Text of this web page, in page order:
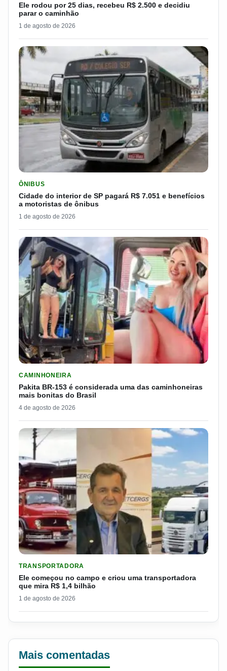
Ele rodou por 25 dias, recebeu R$ 2.500 e decidiu
parar o caminhão
1 de agosto de 2026
ÔNIBUS
Cidade do interior de SP pagará R$ 7.051 e benefícios
a motoristas de ônibus
1 de agosto de 2026
CAMINHONEIRA
Pakita BR-153 é considerada uma das caminhoneiras
mais bonitas do Brasil
4 de agosto de 2026
TRANSPORTADORA
Ele começou no campo e criou uma transportadora
que mira R$ 1,4 bilhão
1 de agosto de 2026
Mais comentadas